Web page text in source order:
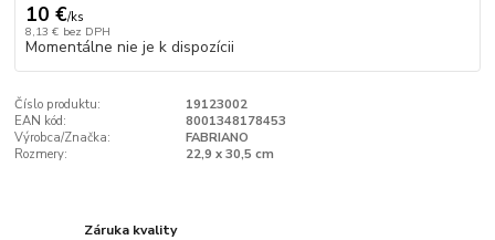
10 €/ks
8,13 € bez DPH
Momentálne nie je k dispozícii
Číslo produktu:
19123002
EAN kód:
8001348178453
Výrobca/Značka:
FABRIANO
Rozmery:
22,9 x 30,5 cm
Záruka kvality